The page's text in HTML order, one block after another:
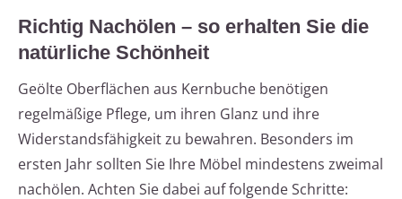
Richtig Nachölen – so erhalten Sie die
natürliche Schönheit
Geölte Oberflächen aus Kernbuche benötigen
regelmäßige Pflege, um ihren Glanz und ihre
Widerstandsfähigkeit zu bewahren. Besonders im
ersten Jahr sollten Sie Ihre Möbel mindestens zweimal
nachölen. Achten Sie dabei auf folgende Schritte: